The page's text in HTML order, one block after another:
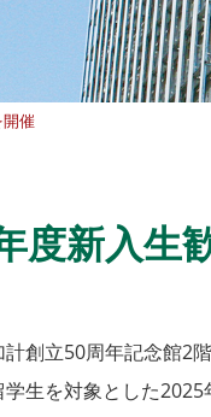
開催
度新入生
創立50周年記念館2
生を対象とした2025